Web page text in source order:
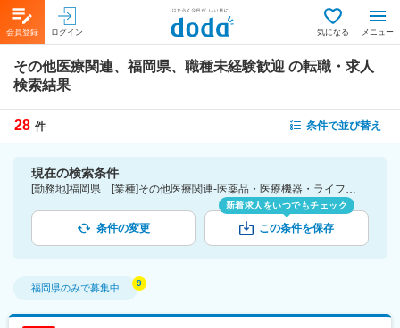
会員登録 ログイン 気になる メニュー
その他医療関連、福岡県、職種未経験歓迎 の転職・求人
検索結果
28 件 条件で並び替え
現在の検索条件
[勤務地]福岡県 [業種]その他医療関連-医薬品・医療機器・ライフサイエンス・医療系サービス [こだわり条件ピックアップ]職種未経験歓迎 [詳細条件](募集・採用情報)職種未経験歓迎
条件の変更
新着求人をいつでもチェック
この条件を保存
福岡県のみで募集中